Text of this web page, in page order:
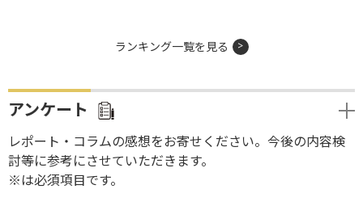
ランキング一覧を見る
アンケート
レポート・コラムの感想をお寄せください。今後の内容検
討等に参考にさせていただきます。
※は必須項目です。